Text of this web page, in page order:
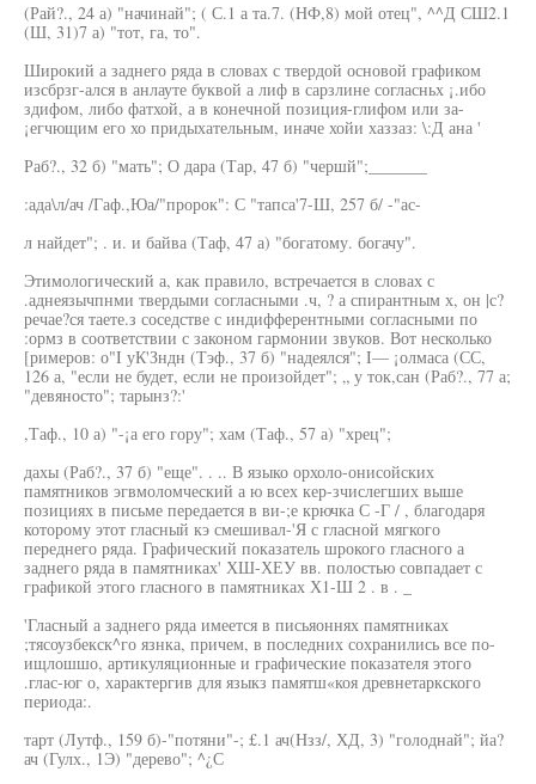
(Рай?., 24 а) "начинай"; ( С.1 а та.7. (НФ,8) мой отец", ^^Д СШ2.1
(Ш, 31)7 а) "тот, га, то".
Широкий а заднего ряда в словах с твердой основой графиком
изсбрзг-ался в анлауте буквой а лиф в сарзлине согласньх ¡.ибо
здифом, либо фатхой, а в конечной позиция-глифом или за-
¡егчющим его хо придыхательным, иначе хойи хаззаз: \:Д ана '
Раб?., 32 б) "мать"; О дара (Тар, 47 б) "чершй";_______
:ада\л/ач /Гаф.,Юа/"пророк": С "тапса'7-Ш, 257 б/ -"ас-
л найдет"; . и. и байва (Таф, 47 а) "богатому. богачу".
Этимологический а, как правило, встречается в словах с
.аднеязычпнми твердыми согласными .ч, ? а спирантным х, он |с?
речае?ся таете.з соседстве с индифферентными согласными по
:ормз в соответствии с законом гармонии звуков. Вот несколько
[римеров: о"I уК'Зндн (Тэф., 37 б) "надеялся"; I— ¡олмаса (СС,
126 а, "если не будет, если не произойдет"; „ у ток,сан (Раб?., 77 а;
"девяносто"; тарынз?:'
,Таф., 10 а) "-¡а его гору"; хам (Таф., 57 а) "хрец";
дахы (Раб?., 37 б) "еще". . .. В языко орхоло-онисойских
памятников эгвмоломческий а ю всех кер-зчислегших выше
позициях в письме передается в ви-;е крючка С -Г / , благодаря
которому этот гласный кэ смешивал-'Я с гласной мягкого
переднего ряда. Графический показатель шрокого гласного а
заднего ряда в памятниках' ХШ-ХЕУ вв. полостью совпадает с
графикой этого гласного в памятниках Х1-Ш 2 . в . _
'Гласный а заднего ряда имеется в письяоннях памятниках
;тясоузбекск^го язнка, причем, в последних сохранились все по-
ищлошшо, артикуляционные и графические показателя этого
.глас-юг о, характергив для языкз памятш«коя древнетаркского
периода:.
тарт (Лутф., 159 б)-"потяни"-; £.1 ач(Нзз/, ХД, 3) "голоднай"; йа?
ач (Гулх., 1Э) "дерево"; ^¿С